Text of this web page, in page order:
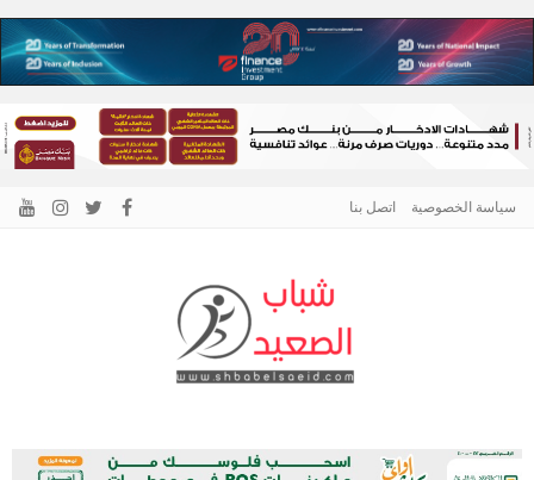
سياسة الخصوصية اتصل بنا